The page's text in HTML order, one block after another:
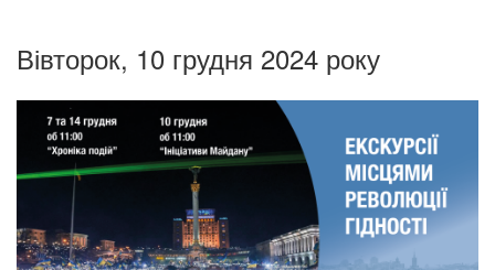
Вівторок, 10 грудня 2024 року